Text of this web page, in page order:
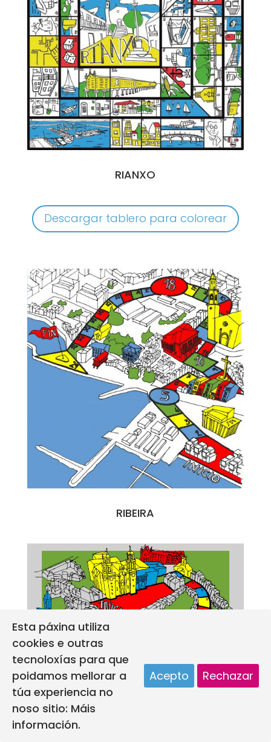
RIANXO
Descargar tablero para colorear
RIBEIRA
Esta páxina utiliza
cookies e outras
tecnoloxías para que
poidamos mellorar a
túa experiencia no
noso sitio: Máis
información.
Acepto Rechazar